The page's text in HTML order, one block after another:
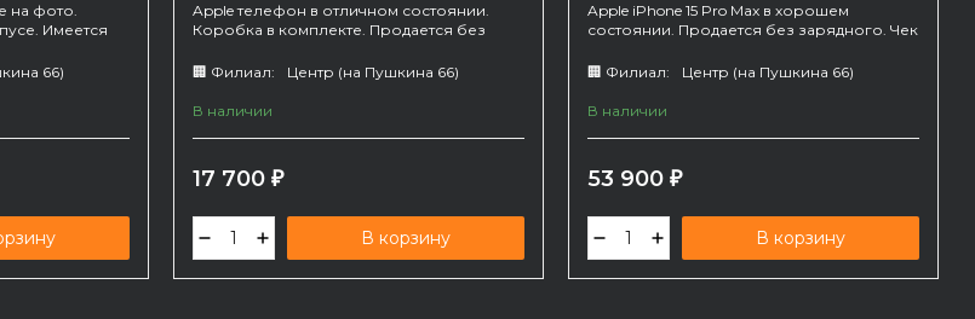
на фото.
Имеется
66)
Apple телефон в отличном состоянии.
Коробка в комплекте. Продается без
🏢 Филиал:
Центр (на Пушкина 66)
В наличии
17 700 ₽
В корзину
Apple iPhone 15 Pro Max в хорошем
состоянии. Продается без зарядного. Чек
🏢 Филиал:
Центр (на Пушкина 66)
В наличии
53 900 ₽
В корзину